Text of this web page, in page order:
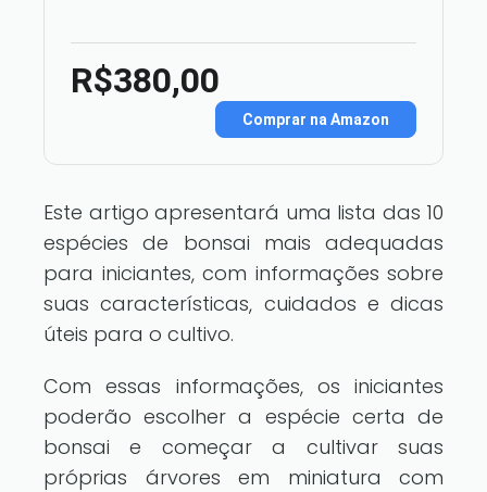
R$380,00
Comprar na Amazon
Este artigo apresentará uma lista das 10
espécies de bonsai mais adequadas
para iniciantes, com informações sobre
suas características, cuidados e dicas
úteis para o cultivo.
Com essas informações, os iniciantes
poderão escolher a espécie certa de
bonsai e começar a cultivar suas
próprias árvores em miniatura com